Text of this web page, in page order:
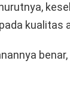
kualitas